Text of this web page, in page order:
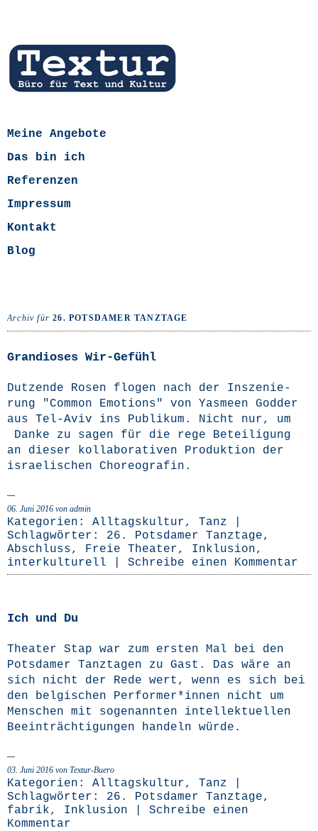
Meine Angebote
Das bin ich
Referenzen
Impressum
Kontakt
Blog
Archiv für26. POTSDAMER TANZTAGE
Grandioses Wir-Gefühl
Dut­zen­de Rosen flo­gen nach der Insze­nie­
rung "Com­mon Emo­ti­ons" von Yas­meen God­der
aus Tel-Aviv ins Publi­kum. Nicht nur, um
Dan­ke zu sagen für die rege Betei­li­gung
an die­ser kol­la­bo­ra­ti­ven Pro­duk­ti­on der
israe­li­schen Choreografin.
06. Juni 2016 von admin
Kategorien: Alltagskultur, Tanz
Schlagwörter: 26. Potsdamer Tanztage,
Abschluss, Freie Theater, Inklusion,
interkulturell
Schreibe einen Kommentar
Ich und Du
Thea­ter Stap war zum ers­ten Mal bei den
Pots­da­mer Tanz­ta­gen zu Gast. Das wäre an
sich nicht der Rede wert, wenn es sich bei
den bel­gi­schen Performer*innen nicht um
Men­schen mit soge­nann­ten intel­lek­tu­el­len
Beein­träch­ti­gun­gen han­deln würde.
03. Juni 2016 von Textur-Buero
Kategorien: Alltagskultur, Tanz
Schlagwörter: 26. Potsdamer Tanztage,
fabrik, Inklusion
Schreibe einen
Kommentar